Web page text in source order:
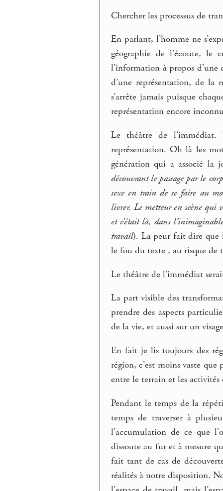
Chercher les processus de
En parlant, l’homme ne
géographie de l’écoute, le
l’information à propos d’une
d’une représentation, de la
s’arrête jamais puisque
représentation encore
Le théâtre de
représentation. Oh là les
génération qui a associé la
découvrant le passage par le
sexe en train de se faire au
livrer. Le metteur en scène qui
et c’était là, dans
travail). La peur fait dire que
le fou du texte , au risque de
Le théâtre de l’immédiat
La part visible des
prendre des aspects
de la vie, et aussi sur un
En fait je lis toujours des
région, c’est moins vaste
entre le terrain et les
Pendant le temps de la
temps de traverser à
l’accumulation de ce que
dissoute au fur et à mesure
fait tant de cas de
réalités à notre disposition.